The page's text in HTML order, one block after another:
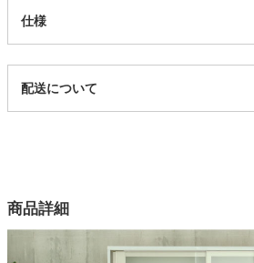
インテリア雑貨
ガーデン
仕様
4201138
1色
配送について
商品詳細